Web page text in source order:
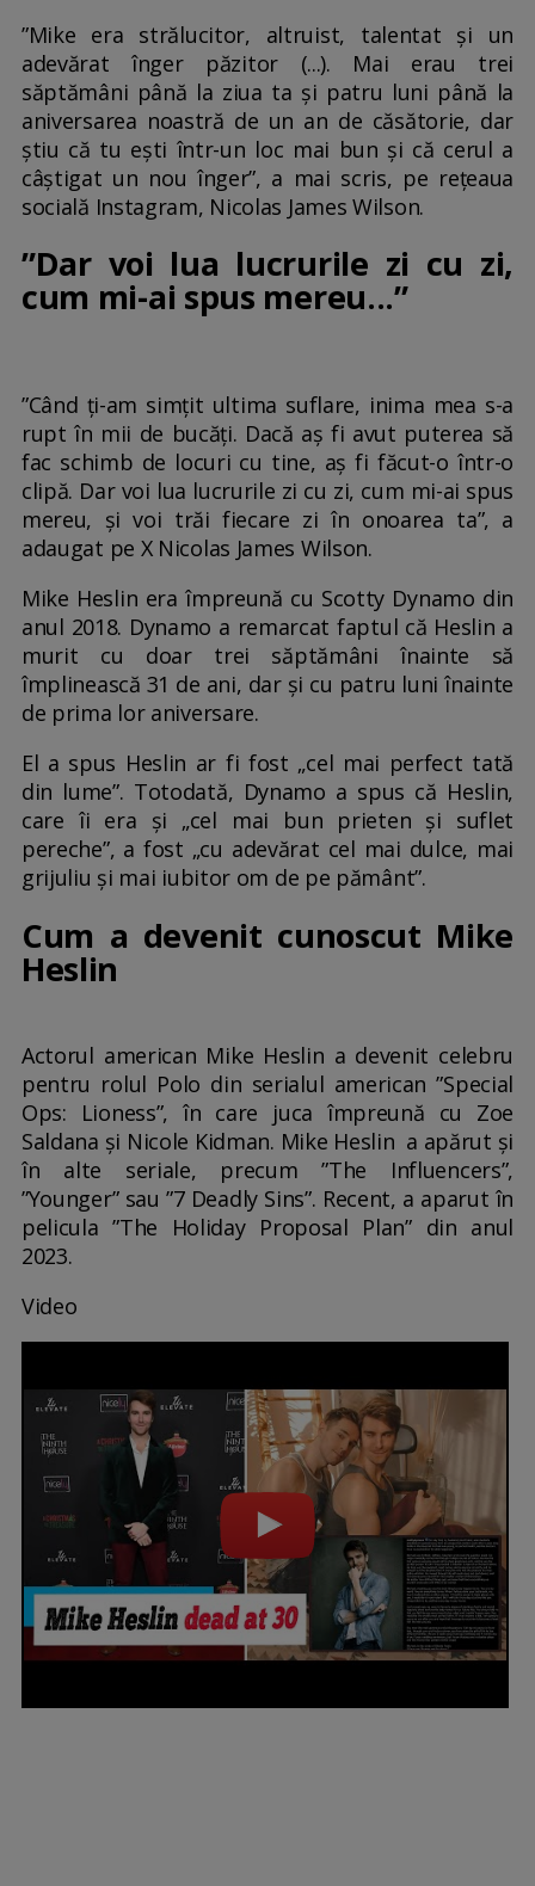
”Mike era strălucitor, altruist, talentat şi un
adevărat înger păzitor (...). Mai erau trei
săptămâni până la ziua ta şi patru luni până la
aniversarea noastră de un an de căsătorie, dar
ştiu că tu eşti într-un loc mai bun şi că cerul a
câştigat un nou înger”, a mai scris, pe rețeaua
socială Instagram, Nicolas James Wilson.
”Dar voi lua lucrurile zi cu zi,
cum mi-ai spus mereu...”
”Când ţi-am simţit ultima suflare, inima mea s-a
rupt în mii de bucăţi. Dacă aş fi avut puterea să
fac schimb de locuri cu tine, aş fi făcut-o într-o
clipă. Dar voi lua lucrurile zi cu zi, cum mi-ai spus
mereu, şi voi trăi fiecare zi în onoarea ta”, a
adaugat pe X Nicolas James Wilson.
Mike Heslin era împreună cu Scotty Dynamo din
anul 2018. Dynamo a remarcat faptul că Heslin a
murit cu doar trei săptămâni înainte să
împlinească 31 de ani, dar și cu patru luni înainte
de prima lor aniversare.
El a spus Heslin ar fi fost „cel mai perfect tată
din lume”. Totodată, Dynamo a spus că Heslin,
care îi era și „cel mai bun prieten și suflet
pereche”, a fost „cu adevărat cel mai dulce, mai
grijuliu și mai iubitor om de pe pământ”.
Cum a devenit cunoscut Mike
Heslin
Actorul american Mike Heslin a devenit celebru
pentru rolul Polo din serialul american ”Special
Ops: Lioness”, în care juca împreună cu Zoe
Saldana şi Nicole Kidman. Mike Heslin a apărut şi
în alte seriale, precum ”The Influencers”,
”Younger” sau ”7 Deadly Sins”. Recent, a aparut în
pelicula ”The Holiday Proposal Plan” din anul
2023.
Video